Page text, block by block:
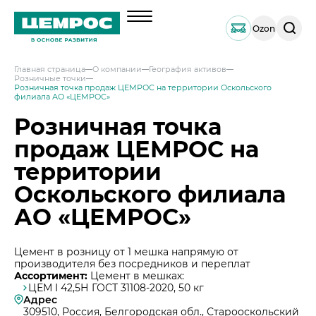
Ozon
Поиск
по
Главная страница О компании
География активов
Розничные точки
Розничная точка продаж ЦЕМРОС на территории Оскольского
филиала АО «ЦЕМРОС»
Розничная точка
продаж ЦЕМРОС на
территории
Оскольского филиала
АО «ЦЕМРОС»
Цемент в розницу от 1 мешка напрямую от
производителя без посредников и переплат
Ассортимент: Цемент в мешках:
ЦЕМ I 42,5Н ГОСТ 31108-2020, 50 кг
Адрес
309510, Россия, Белгородская обл., Старооскольский
О компании
Документы
География активов
Наши компетенции и возможности
Решения по сегментам строительства
Продукция
Тарированный цемент
Портландцемент ЦЕМРОС 500 ЭКСТРА
Портландцемент ЦЕМРОС 400 ПЛЮС
Услуги
Техническая поддержка
Сервисная поддержка
Проектная поддержка
Инвесторам
Выпуск 1
Устойчивое развитие